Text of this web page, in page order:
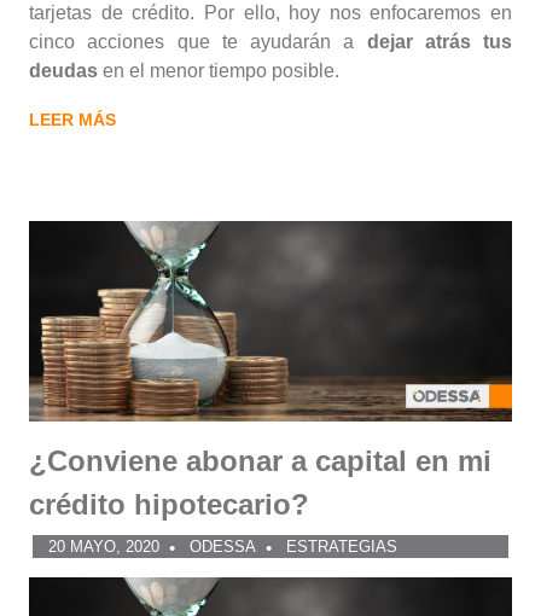
tarjetas de crédito. Por ello, hoy nos enfocaremos en
cinco acciones que te ayudarán a dejar atrás tus
deudas en el menor tiempo posible.
LEER MÁS
¿Conviene abonar a capital en mi
crédito hipotecario?
20 MAYO, 2020 ODESSA ESTRATEGIAS